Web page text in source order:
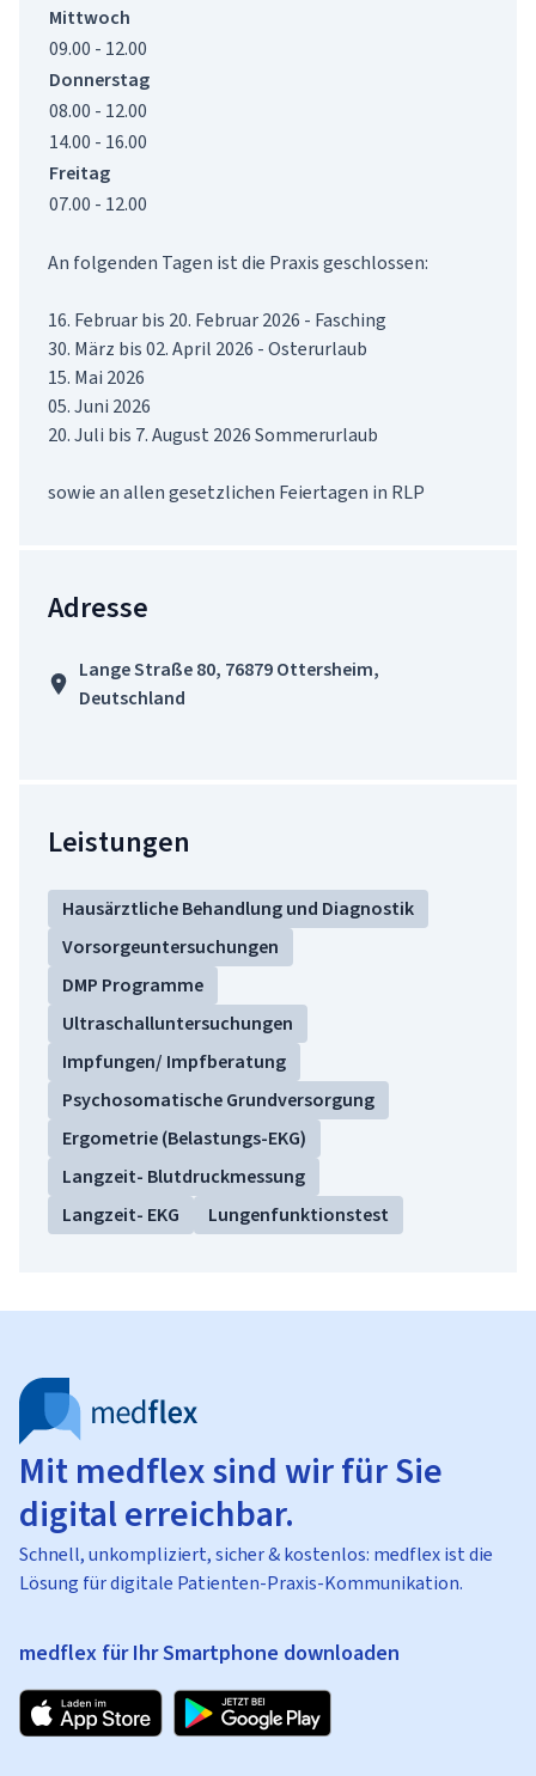
Mittwoch
09.00 - 12.00
Donnerstag
08.00 - 12.00
14.00 - 16.00
Freitag
07.00 - 12.00
An folgenden Tagen ist die Praxis geschlossen:
16. Februar bis 20. Februar 2026 - Fasching
30. März bis 02. April 2026 - Osterurlaub
15. Mai 2026
05. Juni 2026
20. Juli bis 7. August 2026 Sommerurlaub
sowie an allen gesetzlichen Feiertagen in RLP
Adresse
Lange Straße 80, 76879 Ottersheim,
Deutschland
Leistungen
Hausärztliche Behandlung und Diagnostik
Vorsorgeuntersuchungen
DMP Programme
Ultraschalluntersuchungen
Impfungen/ Impfberatung
Psychosomatische Grundversorgung
Ergometrie (Belastungs-EKG)
Langzeit- Blutdruckmessung
Langzeit- EKG
Lungenfunktionstest
Mit medflex sind wir für Sie
digital erreichbar.
Schnell, unkompliziert, sicher & kostenlos: medflex ist die
Lösung für digitale Patienten-Praxis-Kommunikation.
medflex für Ihr Smartphone downloaden